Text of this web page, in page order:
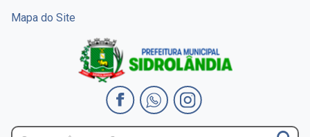
Mapa do Site